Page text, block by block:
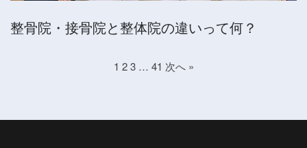
整骨院・接骨院と整体院の違いって何？
1 2 3 … 41 次へ »